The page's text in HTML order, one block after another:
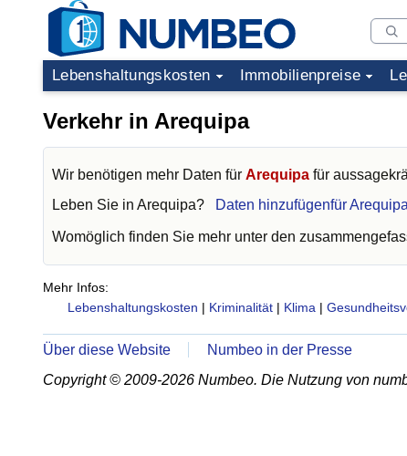
Lebenshaltungskosten Immobilienpreise
Verkehr in Arequipa
Wir benötigen mehr Daten für Arequipa für
Leben Sie in Arequipa? Daten hinzufügenfür Arequipa
Womöglich finden Sie mehr unter den
Mehr Infos:
Lebenshaltungskosten | Kriminalität | Klima |
Über diese Website
Numbeo in der Presse
Copyright © 2009-2026 Numbeo. Die Nutzung von